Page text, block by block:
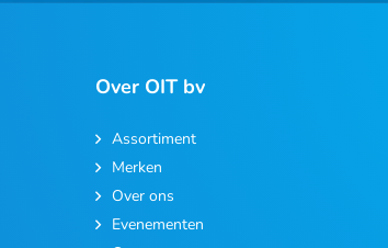
Over OIT bv
Assortiment
Merken
Over ons
Evenementen